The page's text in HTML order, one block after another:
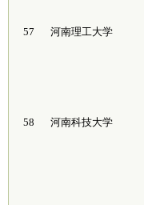
57 河南理工大学
58 河南科技大学